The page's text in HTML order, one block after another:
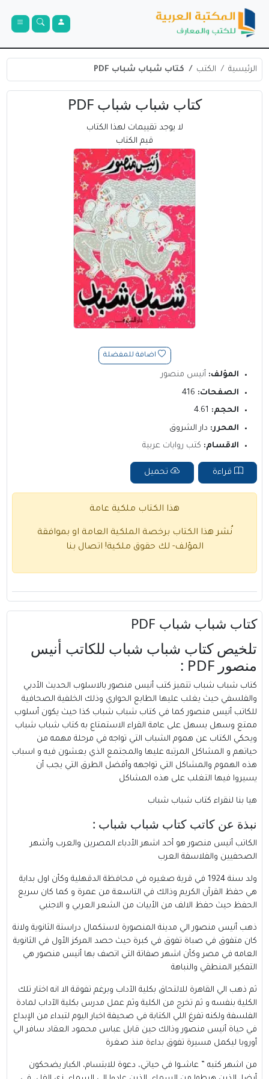
الرئيسية الكتب كتاب شباب شباب PDF
كتاب شباب شباب PDF
لا يوجد تقييمات لهذا الكتاب
قيم الكتاب
اضافة للمفضلة
المؤلف: أنيس منصور
الصفحات:
الحجم:
المحرر: دار الشروق
الاقسام: كتب روايات عربية
قراءة تحميل
هذا الكتاب ملكية عامة
نُشر هذا الكتاب برخصة الملكية العامة او بموافقة
المؤلف- لك حقوق ملكية! اتصال بنا
كتاب شباب شباب PDF
تلخيص كتاب شباب شباب للكاتب أنيس
منصور PDF :
كتاب شباب شباب تتميز كتب أنيس منصوربالاسلوب الحديث الأدبي
والفلسفي حيث يغلب عليها الطابع الحواري وذلك الخلفية الصحافية
للكاتب أنيس منصور كما في كتاب شباب شباب كذا حيث يكون أسلوب
ممتع وسهل يسهل على عامة القراء الاستمتاع به كتاب شباب شباب
ويحكي الكتاب عن هموم الشباب التي تواجه في مرحلة مهمه من
حياتهم و المشاكل المرتبه عليها والمجتمع الذي يعشون فيه و اسباب
هذه الهموم والمشاكل التي تواجهه وأفضل الطرق التي يجب أن
يسيروا فيها التغلب على هذه المشاكل
هيا بنا لنقراء كتاب شباب شباب
نبذة عن كاتب كتاب شباب شباب :
الكاتب أنيس منصور هو أحد اشهر الأدباء المصرين والعرب وأشهر
الصحفيين والفلاسفة العرب
ولد سنة 1924 في قرية صغيره في محافظة الدقهلية وكأن اول بداية
هي حفظ القرآن الكريم وذالك في التاسعة من عمرة و كما كان سريع
الحفظ حيث حفظ الالف من الأبيات من الشعر العربي و الاجنبي
ذهب أنيس منصور الي مدينة المنصورة لاستكمال دراستة الثانوية ولانة
كان متفوق في صباة تفوق في كبرة حيث حصد المركز الأول في الثانوية
العامه في مصر وكأن اشهر صفاتة التي اتصف بها أنيس منصور هي
التفكير المنطقي والنباهة
ثم ذهب الي القاهرة للالتحاق بكلية الآداب وبرغم تفوقة الا انه اختار تلك
الكلية بنفسه و ثم تخرج من الكلية وثم عمل مدرس بكلية الآداب لمادة
الفلسفة ولكنه تفرغ اللي الكتابة في صحيفة اخبار اليوم لتبداء من الإبداع
في حياة أنيس منصور وذالك حين قابل عباس محمود العقاد سافر الي
أوروبا ليكمل مسيرة تفوق بداءة منذ صغرة
من اشهر كتبه ” عاشــوا في حياتي، دعوة للابتسام، الكبار يضحكون